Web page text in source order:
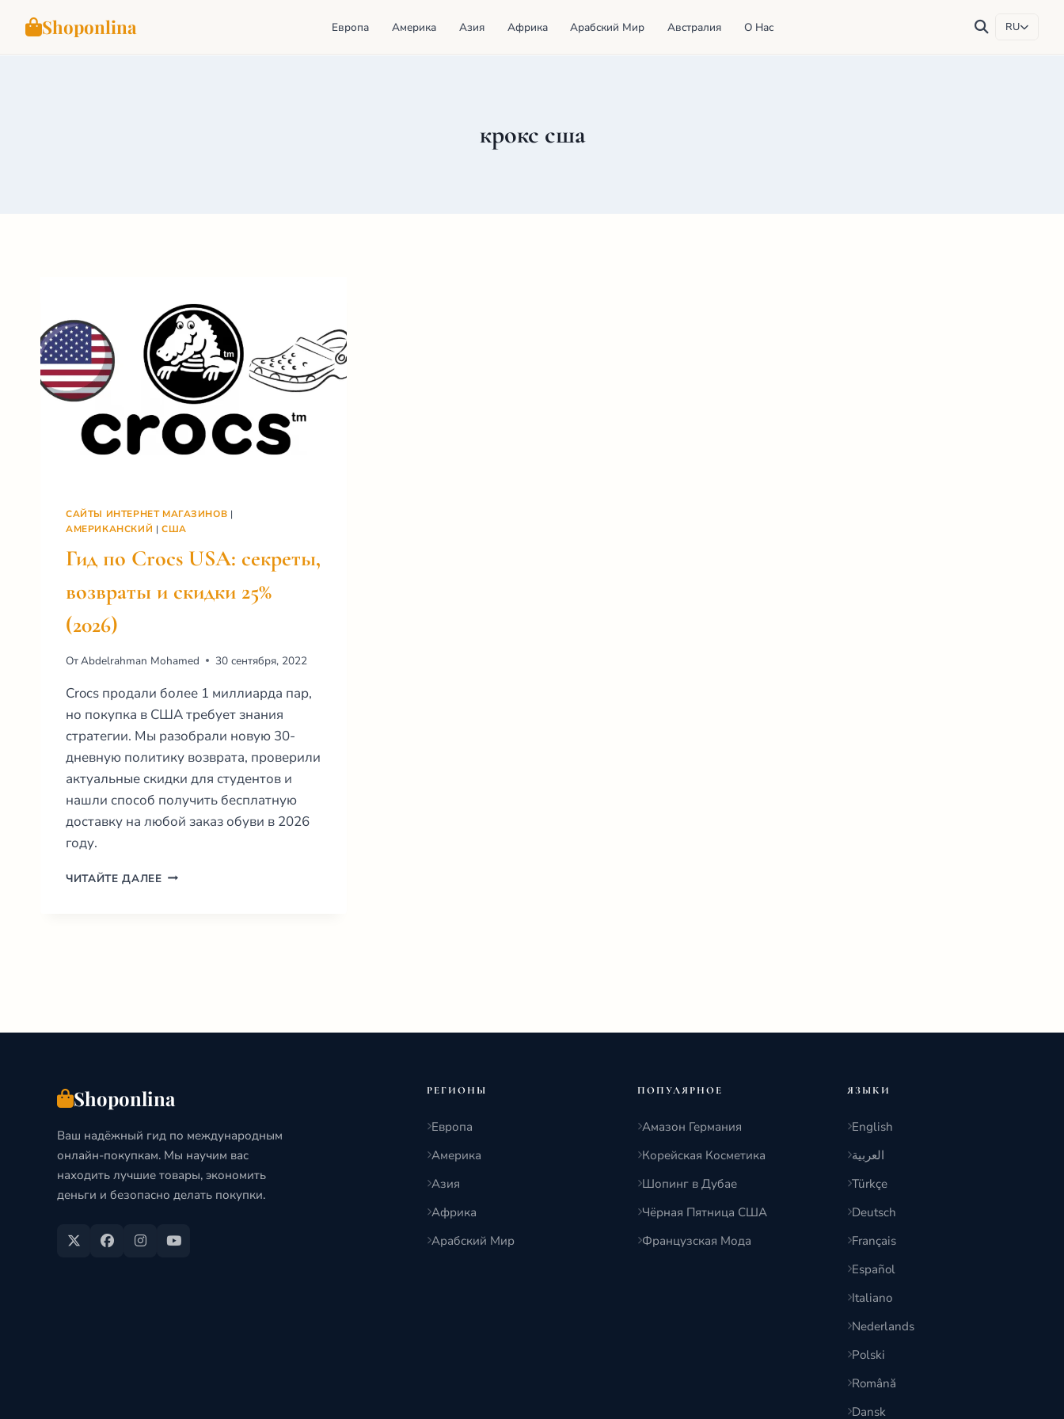
Shoponlina Европа Америка Азия Африка Арабский Мир Австралия О Нас RU
крокс сша
САЙТЫ ИНТЕРНЕТ МАГАЗИНОВ |
АМЕРИКАНСКИЙ | США
Гид по Crocs USA: секреты,
возвраты и скидки 25%
(2026)
ОтAbdelrahman Mohamed 30 сентября, 2022
Crocs продали более 1 миллиарда пар,
но покупка в США требует знания
стратегии. Мы разобрали новую 30-
дневную политику возврата, проверили
актуальные скидки для студентов и
нашли способ получить бесплатную
доставку на любой заказ обуви в 2026
году.
ЧИТАЙТЕ ДАЛЕЕГИД
Shoponlina
Ваш надёжный гид по международным
онлайн-покупкам. Мы научим вас
находить лучшие товары, экономить
деньги и безопасно делать покупки.
РЕГИОНЫ
Европа
Америка
Азия
Африка
Арабский Мир
ПОПУЛЯРНОЕ
Амазон Германия
Корейская Косметика
Шопинг в Дубае
Чёрная Пятница США
Французская Мода
ЯЗЫКИ
English
العربية
Türkçe
Deutsch
Français
Español
Italiano
Nederlands
Polski
Română
Dansk